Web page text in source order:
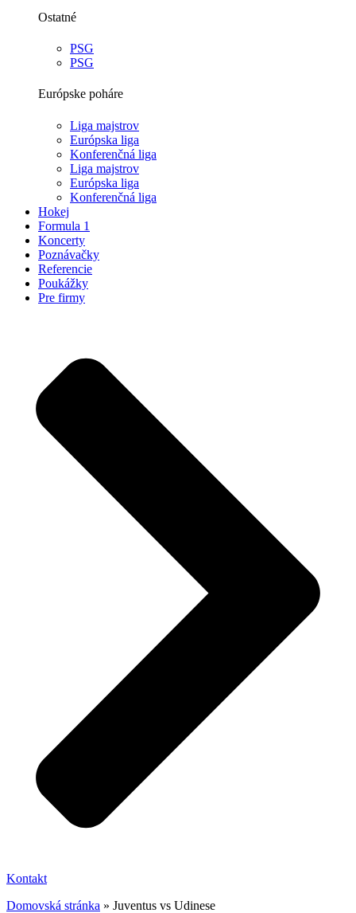
Ostatné
PSG
PSG
Európske poháre
Liga majstrov
Európska liga
Konferenčná liga
Liga majstrov
Európska liga
Konferenčná liga
Hokej
Formula 1
Koncerty
Poznávačky
Referencie
Poukážky
Pre firmy
Kontakt
Domovská stránka » Juventus vs Udinese